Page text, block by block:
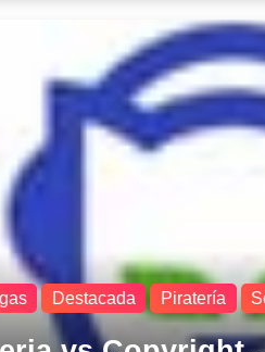
Destacada Piratería